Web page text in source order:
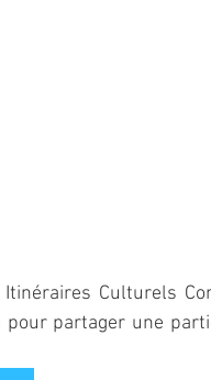
Culturels
partager une